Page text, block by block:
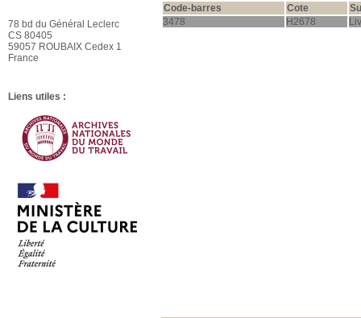
Code-barres Cote
3478
H2678
78 bd du Général Leclerc
CS 80405
59057 ROUBAIX Cedex 1
France
Liens utiles :